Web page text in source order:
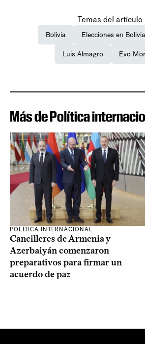
Temas del artículo
Bolivia Elecciones en Bolivia
Luis Almagro Evo
Más de Política
POLÍTICA INTERNACIONAL
Cancilleres de Armenia y
Azerbaiyán comenzaron
preparativos para firmar un
acuerdo de paz